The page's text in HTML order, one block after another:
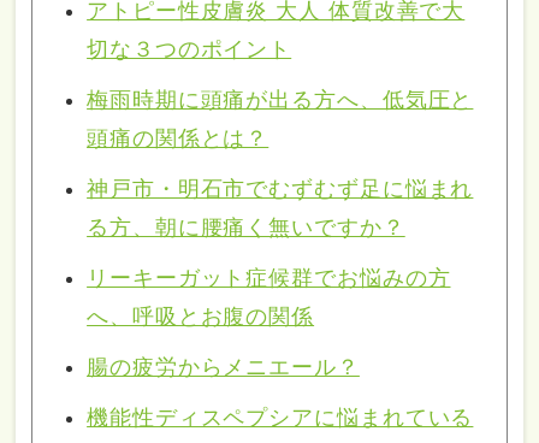
アトピー性皮膚炎 大人 体質改善で大
切な３つのポイント
梅雨時期に頭痛が出る方へ、低気圧と
頭痛の関係とは？
神戸市・明石市でむずむず足に悩まれ
る方、朝に腰痛く無いですか？
リーキーガット症候群でお悩みの方
へ、呼吸とお腹の関係
腸の疲労からメニエール？
機能性ディスペプシアに悩まれている